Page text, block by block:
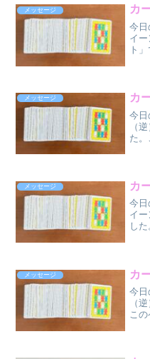
〈水
ペ...
メッセージ カ
今日
イ
ト
イ
メッセージ カ
今日
（
た。
（逆
メッセージ カ
今日
イ
し
イ
メッセージ カ
今日
（
こ